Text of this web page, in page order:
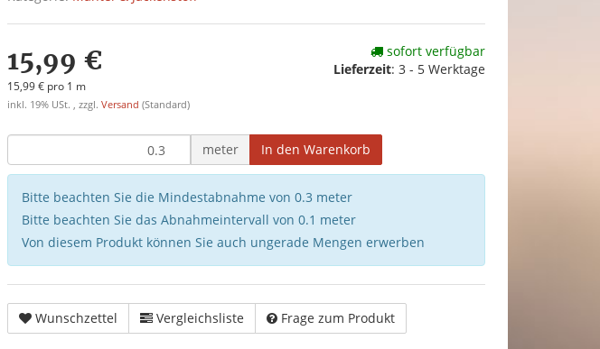
15,99 €
15,99 € pro 1 m
inkl. 19% USt. , zzgl. Versand (Standard)
sofort verfügbar
Lieferzeit: 3 - 5 Werktage
meter In den Warenkorb
Bitte beachten Sie die Mindestabnahme von 0.3 meter
Bitte beachten Sie das Abnahmeintervall von 0.1 meter
Von diesem Produkt können Sie auch ungerade Mengen erwerben
Wunschzettel Vergleichsliste Frage zum Produkt